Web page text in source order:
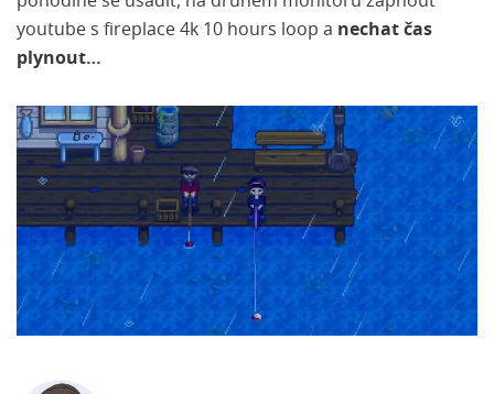
youtube s fireplace 4k 10 hours loop a nechat čas
plynout…